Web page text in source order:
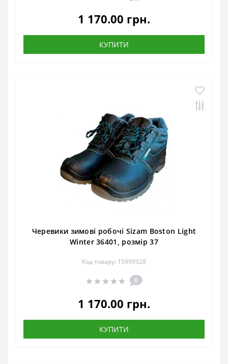
1 170.00 грн.
КУПИТИ
Черевики зимові робочі Sizam Boston Light
Winter 36401, розмір 37
Код товару: 15999328
0
1 170.00 грн.
КУПИТИ